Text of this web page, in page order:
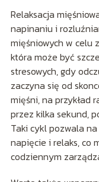
Relaksacja
napinaniu i
mięśniowych w celu
która może być
stresowych, gdy
zaczyna się od
mięśni, na przykład
przez kilka sekund,
Taki cykl pozwala
napięcie i relaks, co
codziennym